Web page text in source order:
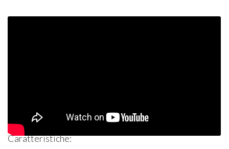
Caratteristiche: